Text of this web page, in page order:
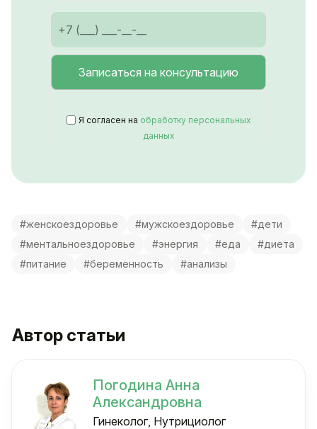
Я согласен на обработку персональных
данных
#женскоездоровье #мужскоездоровье
#дети
#ментальноездоровье
#энергия #еда
#диета
#питание
#беременность #анализы
Автор статьи
Погодина Анна
Александровна
Гинеколог, Нутрициолог